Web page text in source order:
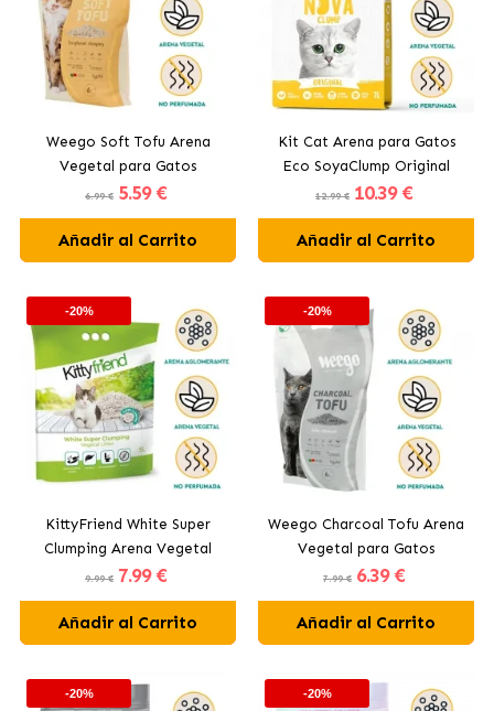
Weego Soft Tofu Arena
Vegetal para Gatos
6.99 € 5.59 €
Añadir al Carrito
Kit Cat Arena para Gatos
Eco SoyaClump Original
12.99 € 10.39 €
Añadir al Carrito
-20%
KittyFriend White Super
Clumping Arena Vegetal
para Gatos
9.99 € 7.99 €
Añadir al Carrito
-20%
Weego Charcoal Tofu Arena
Vegetal para Gatos
7.99 € 6.39 €
Añadir al Carrito
-20% -20%